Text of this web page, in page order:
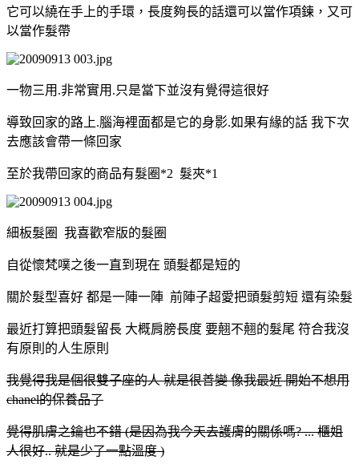
它可以繞在手上的手環，長度夠長的話還可以當作項鍊，又可
以當作髮帶
一物三用.非常實用.只是當下並沒有覺得這很好
導致回家的路上.腦海裡面都是它的身影.如果有緣的話 我下次
去應該會帶一條回家
至於我帶回家的商品有髮圈*2 髮夾*1
細板髮圈 我喜歡窄版的髮圈
自從懷梵噗之後一直到現在 頭髮都是短的
關於髮型喜好 都是一陣一陣 前陣子超愛把頭髮剪短 還有染髮
最近打算把頭髮留長 大概肩膀長度 要翹不翹的髮尾 符合我沒
有原則的人生原則
我覺得我是個很雙子座的人 就是很善變 像我最近 開始不想用
chanel的保養品了
覺得肌膚之鑰也不錯 (是因為我今天去護膚的關係嗎? ... 櫃姐
人很好.. 就是少了一點溫度)